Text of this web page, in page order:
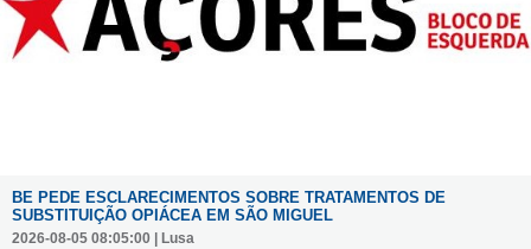
BE PEDE ESCLARECIMENTOS SOBRE TRATAMENTOS DE
SUBSTITUIÇÃO OPIÁCEA EM SÃO MIGUEL
2026-08-05 08:05:00 | Lusa